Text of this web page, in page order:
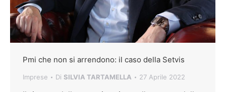
Pmi che non si arrendono: il caso della Setvis
Imprese Di SILVIA TARTAMELLA 27 Aprile 2022